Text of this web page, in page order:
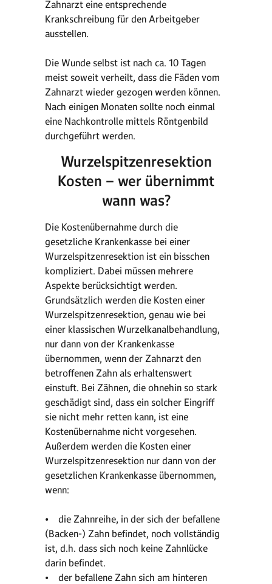
Zahnarzt eine entsprechende
Krankschreibung für den Arbeitgeber
ausstellen.
Die Wunde selbst ist nach ca. 10 Tagen
meist soweit verheilt, dass die Fäden vom
Zahnarzt wieder gezogen werden können.
Nach einigen Monaten sollte noch einmal
eine Nachkontrolle mittels Röntgenbild
durchgeführt werden.
Wurzelspitzenresektion
Kosten – wer übernimmt
wann was?
Die Kostenübernahme durch die
gesetzliche Krankenkasse bei einer
Wurzelspitzenresektion ist ein bisschen
kompliziert. Dabei müssen mehrere
Aspekte berücksichtigt werden.
Grundsätzlich werden die Kosten einer
Wurzelspitzenresektion, genau wie bei
einer klassischen Wurzelkanalbehandlung,
nur dann von der Krankenkasse
übernommen, wenn der Zahnarzt den
betroffenen Zahn als erhaltenswert
einstuft. Bei Zähnen, die ohnehin so stark
geschädigt sind, dass ein solcher Eingriff
sie nicht mehr retten kann, ist eine
Kostenübernahme nicht vorgesehen.
Außerdem werden die Kosten einer
Wurzelspitzenresektion nur dann von der
gesetzlichen Krankenkasse übernommen,
wenn:
• die Zahnreihe, in der sich der befallene
(Backen-) Zahn befindet, noch vollständig
ist, d.h. dass sich noch keine Zahnlücke
darin befindet.
• der befallene Zahn sich am hinteren